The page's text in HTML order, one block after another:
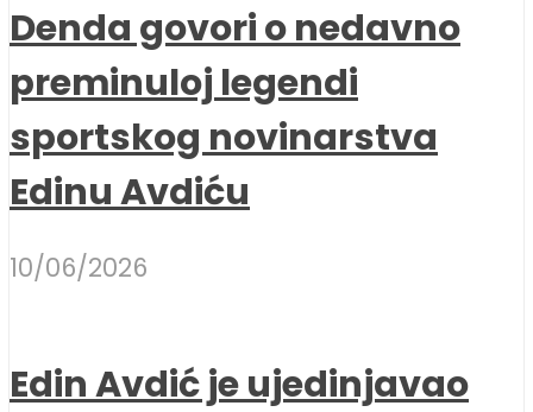
Denda govori o nedavno
preminuloj legendi
sportskog novinarstva
Edinu Avdiću
10/06/2026
Edin Avdić je ujedinjavao